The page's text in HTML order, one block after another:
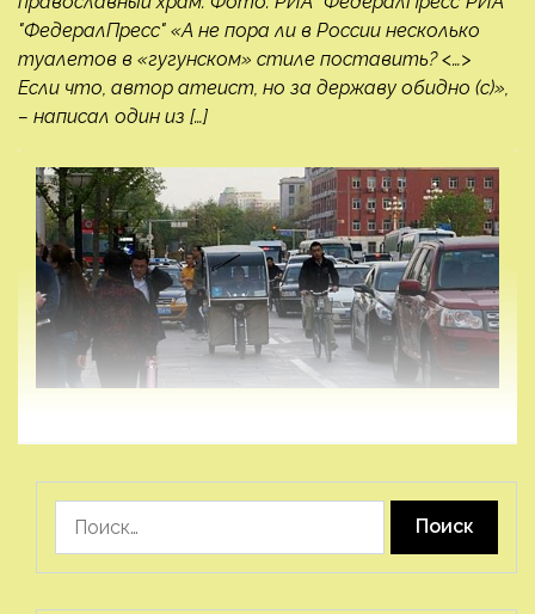
"ФедералПресс" «А не пора ли в России несколько
туалетов в «гугунском» стиле поставить? <…>
Если что, автор атеист, но за державу обидно (с)»,
– написал один из […]